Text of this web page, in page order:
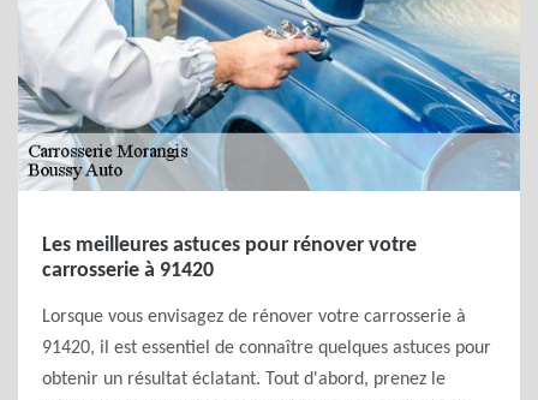
Les meilleures astuces pour rénover votre
carrosserie à 91420
Lorsque vous envisagez de rénover votre carrosserie à
91420, il est essentiel de connaître quelques astuces pour
obtenir un résultat éclatant. Tout d'abord, prenez le